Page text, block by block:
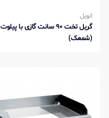
انویل
گریل تخت 90 سانت گازی با پیلوت
(شمعک)